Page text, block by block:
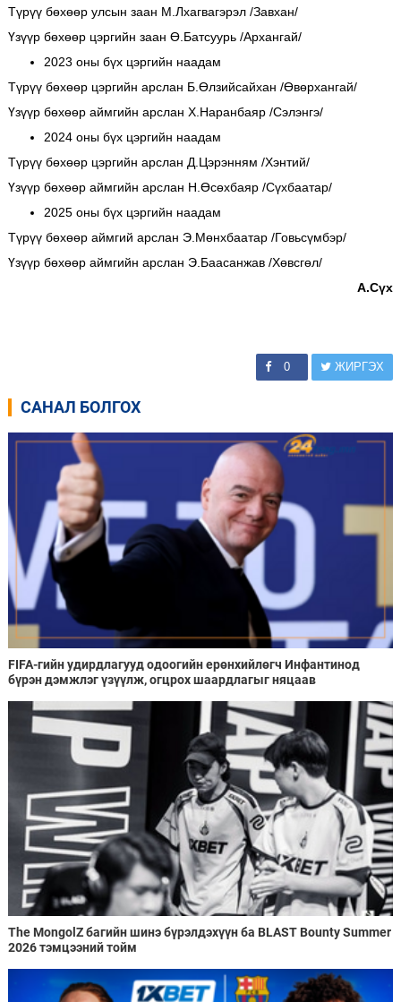
Түрүү бөхөөр улсын заан М.Лхагвагэрэл /Завхан/
Үзүүр бөхөөр цэргийн заан Ө.Батсуурь /Архангай/
2023 оны бүх цэргийн наадам
Түрүү бөхөөр цэргийн арслан Б.Өлзийсайхан /Өвөрхангай/
Үзүүр бөхөөр аймгийн арслан Х.Наранбаяр /Сэлэнгэ/
2024 оны бүх цэргийн наадам
Түрүү бөхөөр цэргийн арслан Д.Цэрэнням /Хэнтий/
Үзүүр бөхөөр аймгийн арслан Н.Өсөхбаяр /Сүхбаатар/
2025 оны бүх цэргийн наадам
Түрүү бөхөөр аймгий арслан Э.Мөнхбаатар /Говьсүмбэр/
Үзүүр бөхөөр аймгийн арслан Э.Баасанжав /Хөвсгөл/
А.Сүх
0 ЖИРГЭХ
САНАЛ БОЛГОХ
FIFA-гийн удирдлагууд одоогийн ерөнхийлөгч Инфантинод
бүрэн дэмжлэг үзүүлж, огцрох шаардлагыг няцаав
The MongolZ багийн шинэ бүрэлдэхүүн ба BLAST Bounty Summer
2026 тэмцээний тойм